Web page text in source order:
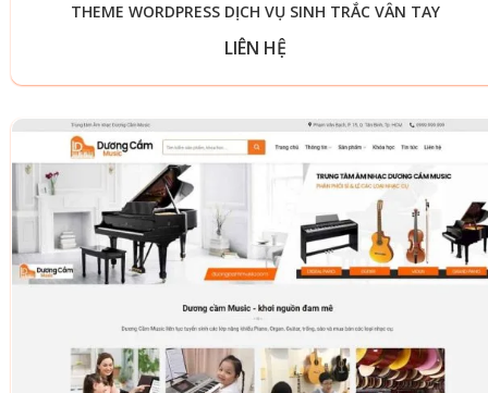
THEME WORDPRESS DỊCH VỤ SINH TRẮC VÂN TAY
LIÊN HỆ